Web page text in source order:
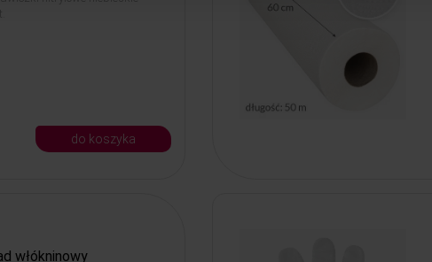
do koszyka
włókninowy